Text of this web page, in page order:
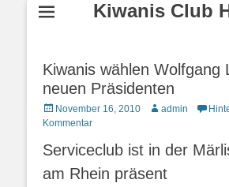
Kiwanis Club
Kiwanis wählen Wolfgang
neuen Präsidenten
Posted
on
November 16, 2010 Autoradmin
Kommentar
Serviceclub ist in der
am Rhein präsent